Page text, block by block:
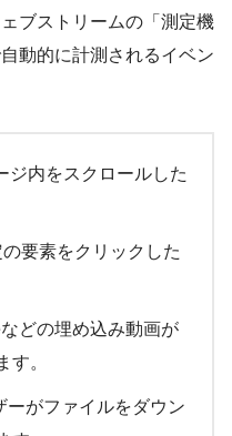
ブストリームの「測定機
動的に計測されるイベン
ジ内をスクロールした
要素をクリックした
どの埋め込み動画が
す。
ーがファイルをダウン